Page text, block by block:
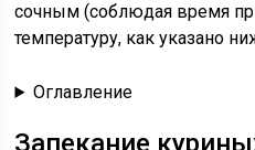
сочным (соблюдая время
температуру, как указано
Оглавление
Запекание